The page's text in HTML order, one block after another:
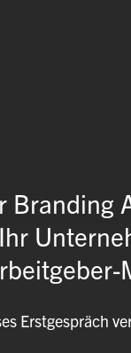
Branding
Erstgespräch